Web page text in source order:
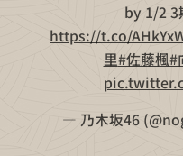
by 1/2
https://t.co/
里#佐藤楓#
— 乃木坂46